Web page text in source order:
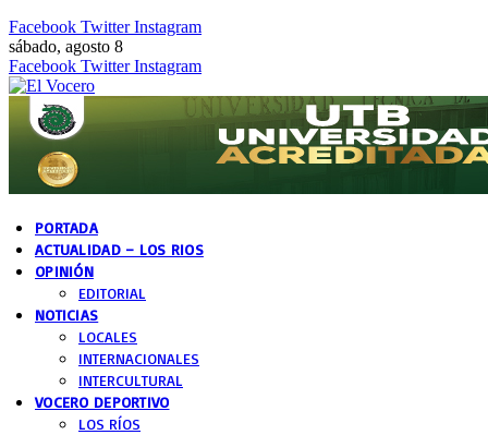
Facebook Twitter Instagram
sábado, agosto 8
Facebook Twitter Instagram
PORTADA
ACTUALIDAD – LOS RIOS
OPINIÓN
EDITORIAL
NOTICIAS
LOCALES
INTERNACIONALES
INTERCULTURAL
VOCERO DEPORTIVO
LOS RÍOS